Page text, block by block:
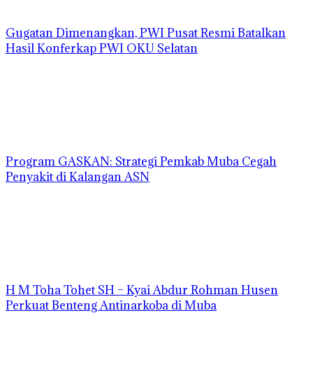
Gugatan Dimenangkan, PWI Pusat Resmi Batalkan
Hasil Konferkap PWI OKU Selatan
Program GASKAN: Strategi Pemkab Muba Cegah
Penyakit di Kalangan ASN
H M Toha Tohet SH – Kyai Abdur Rohman Husen
Perkuat Benteng Antinarkoba di Muba